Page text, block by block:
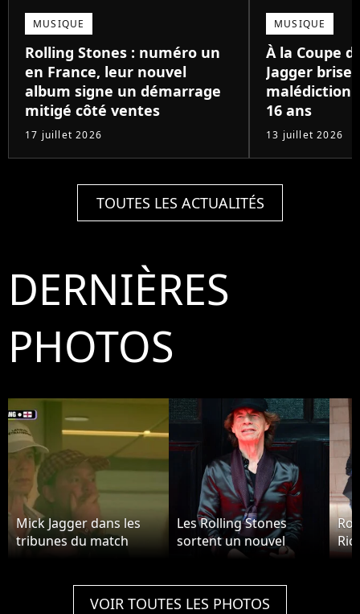
MUSIQUE
Rolling Stones : numéro un
en France, leur nouvel
album signe un démarrage
mitigé côté ventes
17 juillet 2026
MUSIQUE
À la Coupe
Jagger
malédiction
16 ans
13 juillet 2026
TOUTES LES ACTUALITÉS
DERNIÈRES
PHOTOS
Mick Jagger dans les
tribunes du match
Les Rolling Stones
sortent un nouvel
album "Hackney
à
VOIR TOUTES LES PHOTOS